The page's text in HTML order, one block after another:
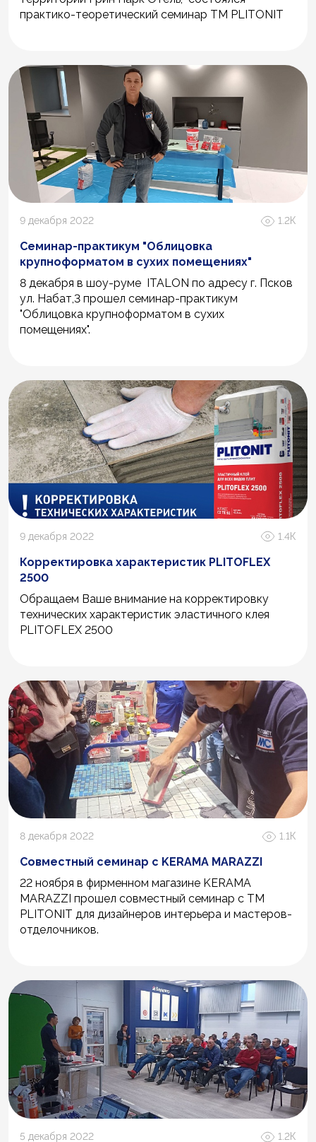
практико-теоретический семинар ТМ PLITONIT
9 декабря 2022 1.2К
Семинар-практикум "Облицовка
крупноформатом в сухих помещениях"
8 декабря в шоу-руме ITALON по адресу г. Псков
ул. Набат,3 прошел семинар-практикум
"Облицовка крупноформатом в сухих
помещениях".
9 декабря 2022 1.4К
Корректировка характеристик PLITOFLEX
2500
Обращаем Ваше внимание на корректировку
технических характеристик эластичного клея
PLITOFLEX 2500
8 декабря 2022 1.1К
Совместный семинар с KERAMA MARAZZI
22 ноября в фирменном магазине KERAMA
MARAZZI прошел совместный семинар с ТM
PLITONIT для дизайнеров интерьера и мастеров-
отделочников.
5 декабря 2022 1.2К